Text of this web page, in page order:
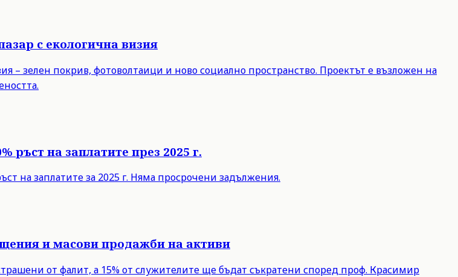
с екологична визия
– зелен покрив, фотоволтаици и ново социално пространство. Проектът е възложен на
ръст на заплатите през 2025 г.
на заплатите за 2025 г. Няма просрочени задължения.
и масови продажби на активи
от фалит, а 15% от служителите ще бъдат съкратени според проф. Красимир